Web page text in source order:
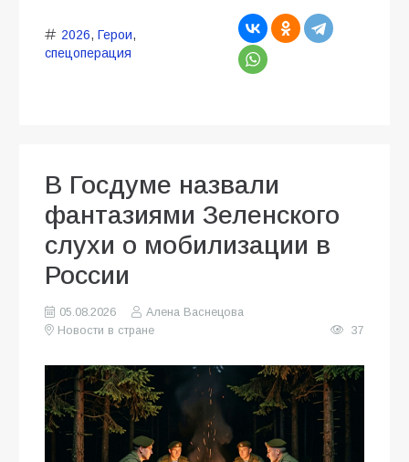
2026, Герои,
спецоперация
В Госдуме назвали
фантазиями Зеленского
слухи о мобилизации в
России
05.08.2026
Алена Васнецова
Новости в стране
37